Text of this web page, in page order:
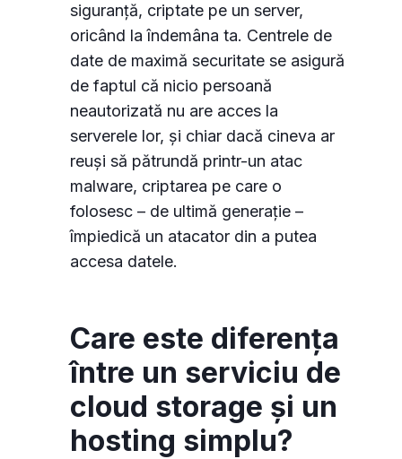
siguranță, criptate pe un server,
oricând la îndemâna ta. Centrele de
date de maximă securitate se asigură
de faptul că nicio persoană
neautorizată nu are acces la
serverele lor, și chiar dacă cineva ar
reuși să pătrundă printr-un atac
malware, criptarea pe care o
folosesc – de ultimă generație –
împiedică un atacator din a putea
accesa datele.
Care este diferența
între un serviciu de
cloud storage și un
hosting simplu?